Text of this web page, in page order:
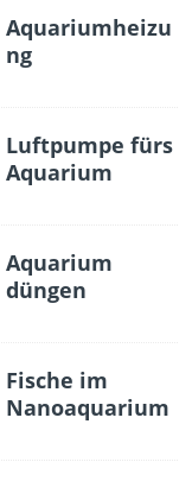
Aquariumheizu
ng
Luftpumpe fürs
Aquarium
Aquarium
düngen
Fische im
Nanoaquarium